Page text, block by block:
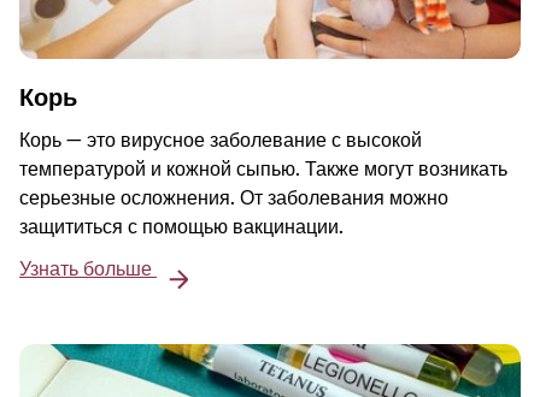
Корь
Корь — это вирусное заболевание с высокой
температурой и кожной сыпью. Также могут возникать
серьезные осложнения. От заболевания можно
защититься с помощью вакцинации.
Узнать больше